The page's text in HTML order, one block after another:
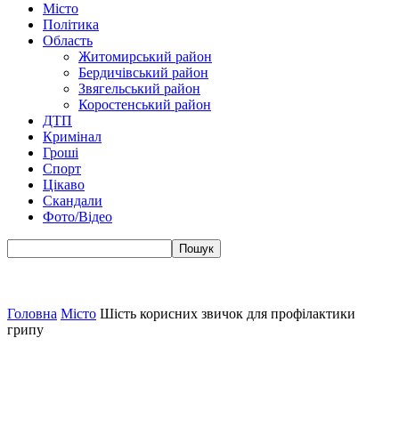
Місто
Політика
Область
Житомирський район
Бердичівський район
Звягельський район
Коростенський район
ДТП
Кримінал
Гроші
Спорт
Цікаво
Скандали
Фото/Відео
Головна Місто Шість корисних звичок для профілактики
грипу